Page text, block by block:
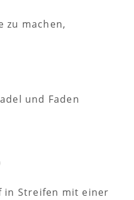
zu machen,
und Faden
in Streifen mit einer